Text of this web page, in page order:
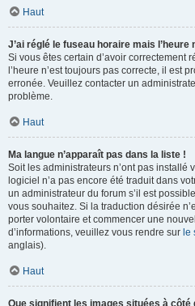
Haut
J’ai réglé le fuseau horaire mais
Si vous êtes certain d’avoir correctement
l’heure n’est toujours pas correcte, il est
erronée. Veuillez contacter un
problème.
Haut
Ma langue n’apparaît pas dans la liste !
Soit les administrateurs n’ont pas installé
logiciel n’a pas encore été traduit dans
un administrateur du forum s’il est
vous souhaitez. Si la traduction désirée
porter volontaire et commencer une
d’informations, veuillez vous rendre sur le
anglais).
Haut
Que signifient les images situées à côté